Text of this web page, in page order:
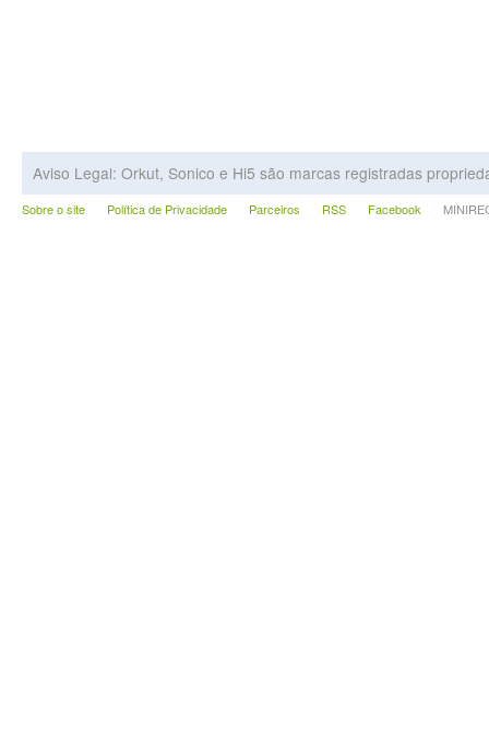
Aviso Legal: Orkut, Sonico e Hi5 são marcas registradas
Sobre o site Política de Privacidade Parceiros RSS Facebook